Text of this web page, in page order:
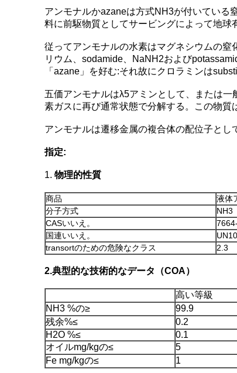
アンモナルかazaneは方式NH3が付いている
料に前駆物質としてサービングによって地球
従ってアンモナルの水素はマグネシウムの
リウム、sodamide、NaNH2および
「azane」を好む:それ故にクロラミンは
五価アンモナルはλ5アミンとして、または
素ガスに再び通常状態で分解する。この物質
アンモナルは遷移金属の複合体の配位子と
指定:
1. 物理的性質
商品
液体
分子方式
NH3
CASいいえ。
国連いいえ。
transortのための危険なクラス
2.3
2.典型的な技術的なデータ（COA）
高い等級
NH3 %の≥
99.9
残余%≤
0.2
H2O %≤
0.1
オイルmg/kgの≤
5
Fe mg/kgの≤
1